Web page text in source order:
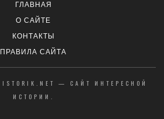
ГЛАВНАЯ
О САЙТЕ
КОНТАКТЫ
ПРАВИЛА САЙТА
ISTORIK.NET — САЙТ ИНТЕРЕСНОЙ
ИСТОРИИ.